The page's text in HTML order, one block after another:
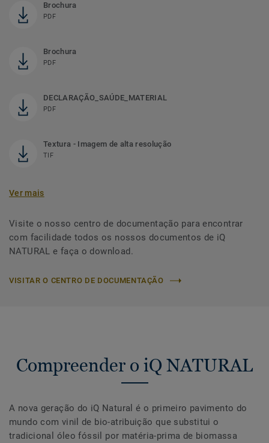
Brochura
PDF
Brochura
PDF
DECLARAÇÃO_SAÚDE_MATERIAL
PDF
Textura - Imagem de alta resolução
TIF
Ver mais
Visite o nosso centro de documentação para encontrar
com facilidade todos os nossos documentos de iQ
NATURAL e faça o download.
VISITAR O CENTRO DE DOCUMENTAÇÃO
Compreender o iQ NATURAL
A nova geração do iQ Natural é o primeiro pavimento do
mundo com vinil de bio-atribuição que substitui o
tradicional óleo fóssil por matéria-prima de biomassa